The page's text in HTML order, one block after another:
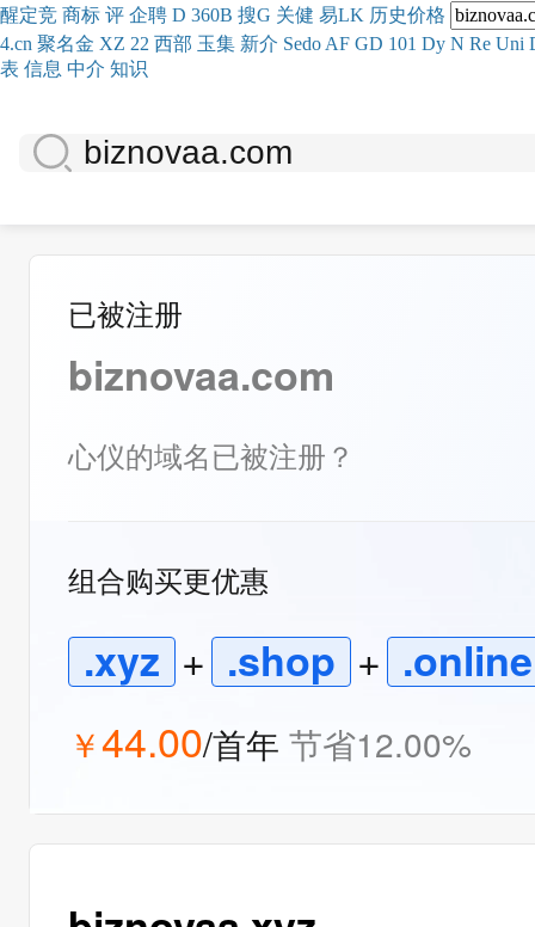
醒定竞 商标 评 企聘 D 360B 搜G 关健 易LK 历史价格
4.cn 聚名金 XZ 22 西部 玉集 新介 Sedo AF GD 101 Dy N Re Uni
表 信息 中介 知识